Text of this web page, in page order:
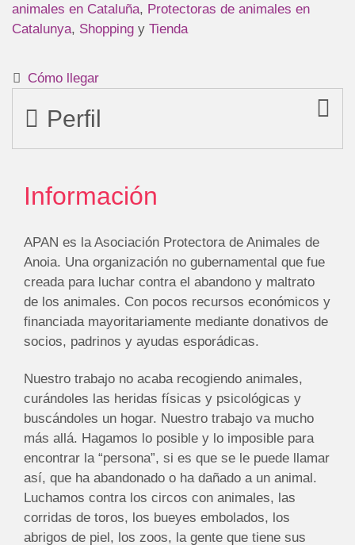
animales en Cataluña, Protectoras de animales en
Catalunya, Shopping y Tienda
Cómo llegar
Perfil
Información
APAN es la Asociación Protectora de Animales de
Anoia. Una organización no gubernamental que fue
creada para luchar contra el abandono y maltrato
de los animales. Con pocos recursos económicos y
financiada mayoritariamente mediante donativos de
socios, padrinos y ayudas esporádicas.
Nuestro trabajo no acaba recogiendo animales,
curándoles las heridas físicas y psicológicas y
buscándoles un hogar. Nuestro trabajo va mucho
más allá. Hagamos lo posible y lo imposible para
encontrar la “persona”, si es que se le puede llamar
así, que ha abandonado o ha dañado a un animal.
Luchamos contra los circos con animales, las
corridas de toros, los bueyes embolados, los
abrigos de piel, los zoos, la gente que tiene sus